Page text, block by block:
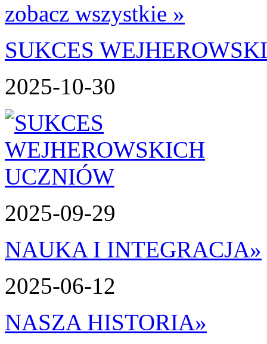
zobacz wszystkie »
SUKCES
2025-10-30
2025-09-29
NAUKA I INTEGRACJA»
2025-06-12
NASZA HISTORIA»